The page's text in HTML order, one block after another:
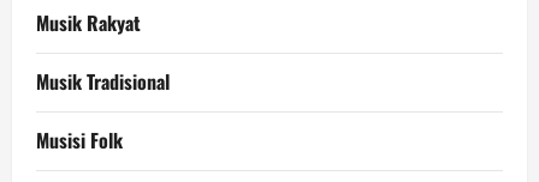
Musik Rakyat
Musik Tradisional
Musisi Folk